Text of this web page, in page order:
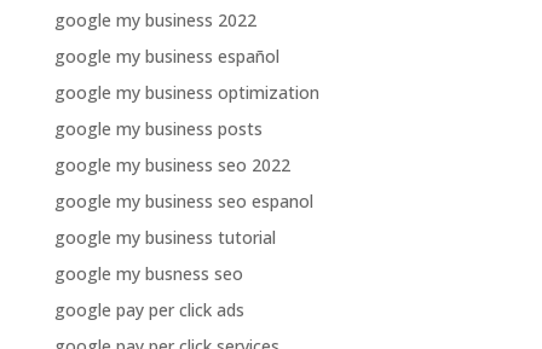
google my business 2022
google my business español
google my business optimization
google my business posts
google my business seo 2022
google my business seo espanol
google my business tutorial
google my busness seo
google pay per click ads